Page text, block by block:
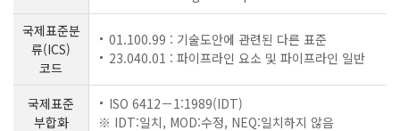
국제표준분
류(ICS)
코드
01.100.99 : 기술도안에 관련된 다른 표준
23.040.01 : 파이프라인 요소 및 파이프라인 일반
국제표준
부합화
ISO 6412－1:1989(IDT)
※ IDT:일치, MOD:수정, NEQ:일치하지 않음